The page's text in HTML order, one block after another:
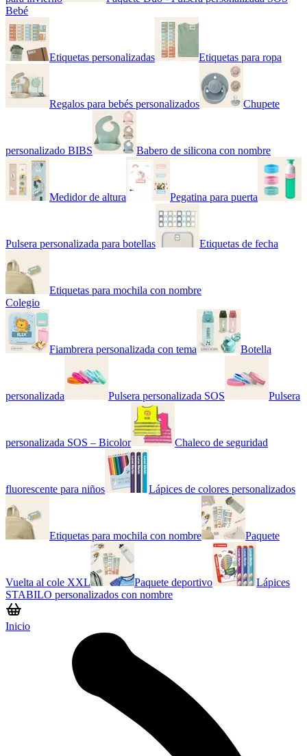
Bebé
Etiquetas personalizadas Etiquetas para ropa
Regalos para bebés personalizados Chupete
personalizado BIBS Babero de silicona con nombre
Medidor de altura Pegatina para puerta
Pulsera personalizada para botellas Etiquetas de fecha
Etiquetas para mochila con nombre
Colegio
Fiambrera personalizada con tema Botella
personalizada Pulsera personalizada SOS Pulsera
personalizada SOS – Bicolor Chaleco de seguridad
fluorescente para niños Lápices de colores personalizados
Etiquetas para mochila con nombre Paquete
Vuelta al cole XXL Paquete deportivo
Lápices
STABILO personalizados con nombre
Inicio